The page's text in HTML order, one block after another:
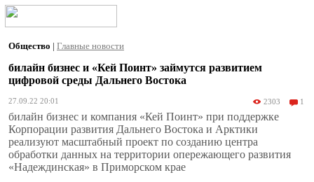
Общество | Главные новости
билайн бизнес и «Кей Поинт» займутся развитием
цифровой среды Дальнего Востока
27.09.22 20:01 2303 1
билайн бизнес и компания «Кей Поинт» при поддержке
Корпорации развития Дальнего Востока и Арктики
реализуют масштабный проект по созданию центра
обработки данных на территории опережающего развития
«Надеждинская» в Приморском крае